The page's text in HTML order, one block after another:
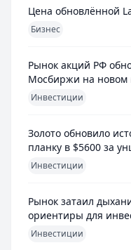
Цена обновлённой
Бизнес
Рынок акций РФ
Мосбиржи на новом
Инвестиции
Золото обновило
планку в $5600 за
Инвестиции
Рынок затаил
ориентиры для
Инвестиции